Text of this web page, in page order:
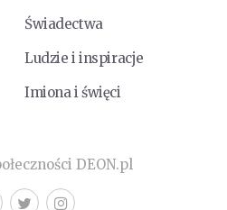
Świadectwa
Ludzie i inspiracje
Imiona i święci
DEON.pl